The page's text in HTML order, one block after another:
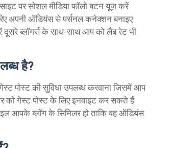
पर सोशल मीडिया फॉलो बटन यूज़ करें
अपनी ऑडियंस से पर्सनल कनेक्शन बनाइए
ब्लॉगर्स के साथ-साथ आप को लैब रेट भी
है?
पोस्ट की सुविधा उपलब्ध करवाना जिसमें आप
को गेस्ट पोस्ट के लिए इनवाइट कर सकते हैं
आपके ब्लॉग के सिमिलर हो ताकि वह ऑडियंस